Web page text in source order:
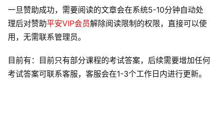
一旦赞助成功，需要阅读的文章会在系统5-10分钟自动处
理后对赞助平安VIP会员解除阅读限制的权限，直接可以使
用，无需联系管理员。
目前有：目前只有部分课程的考试答案，后续需要增加任何
考试答案可联系客服，客服会在1-3个工作日内进行更新。